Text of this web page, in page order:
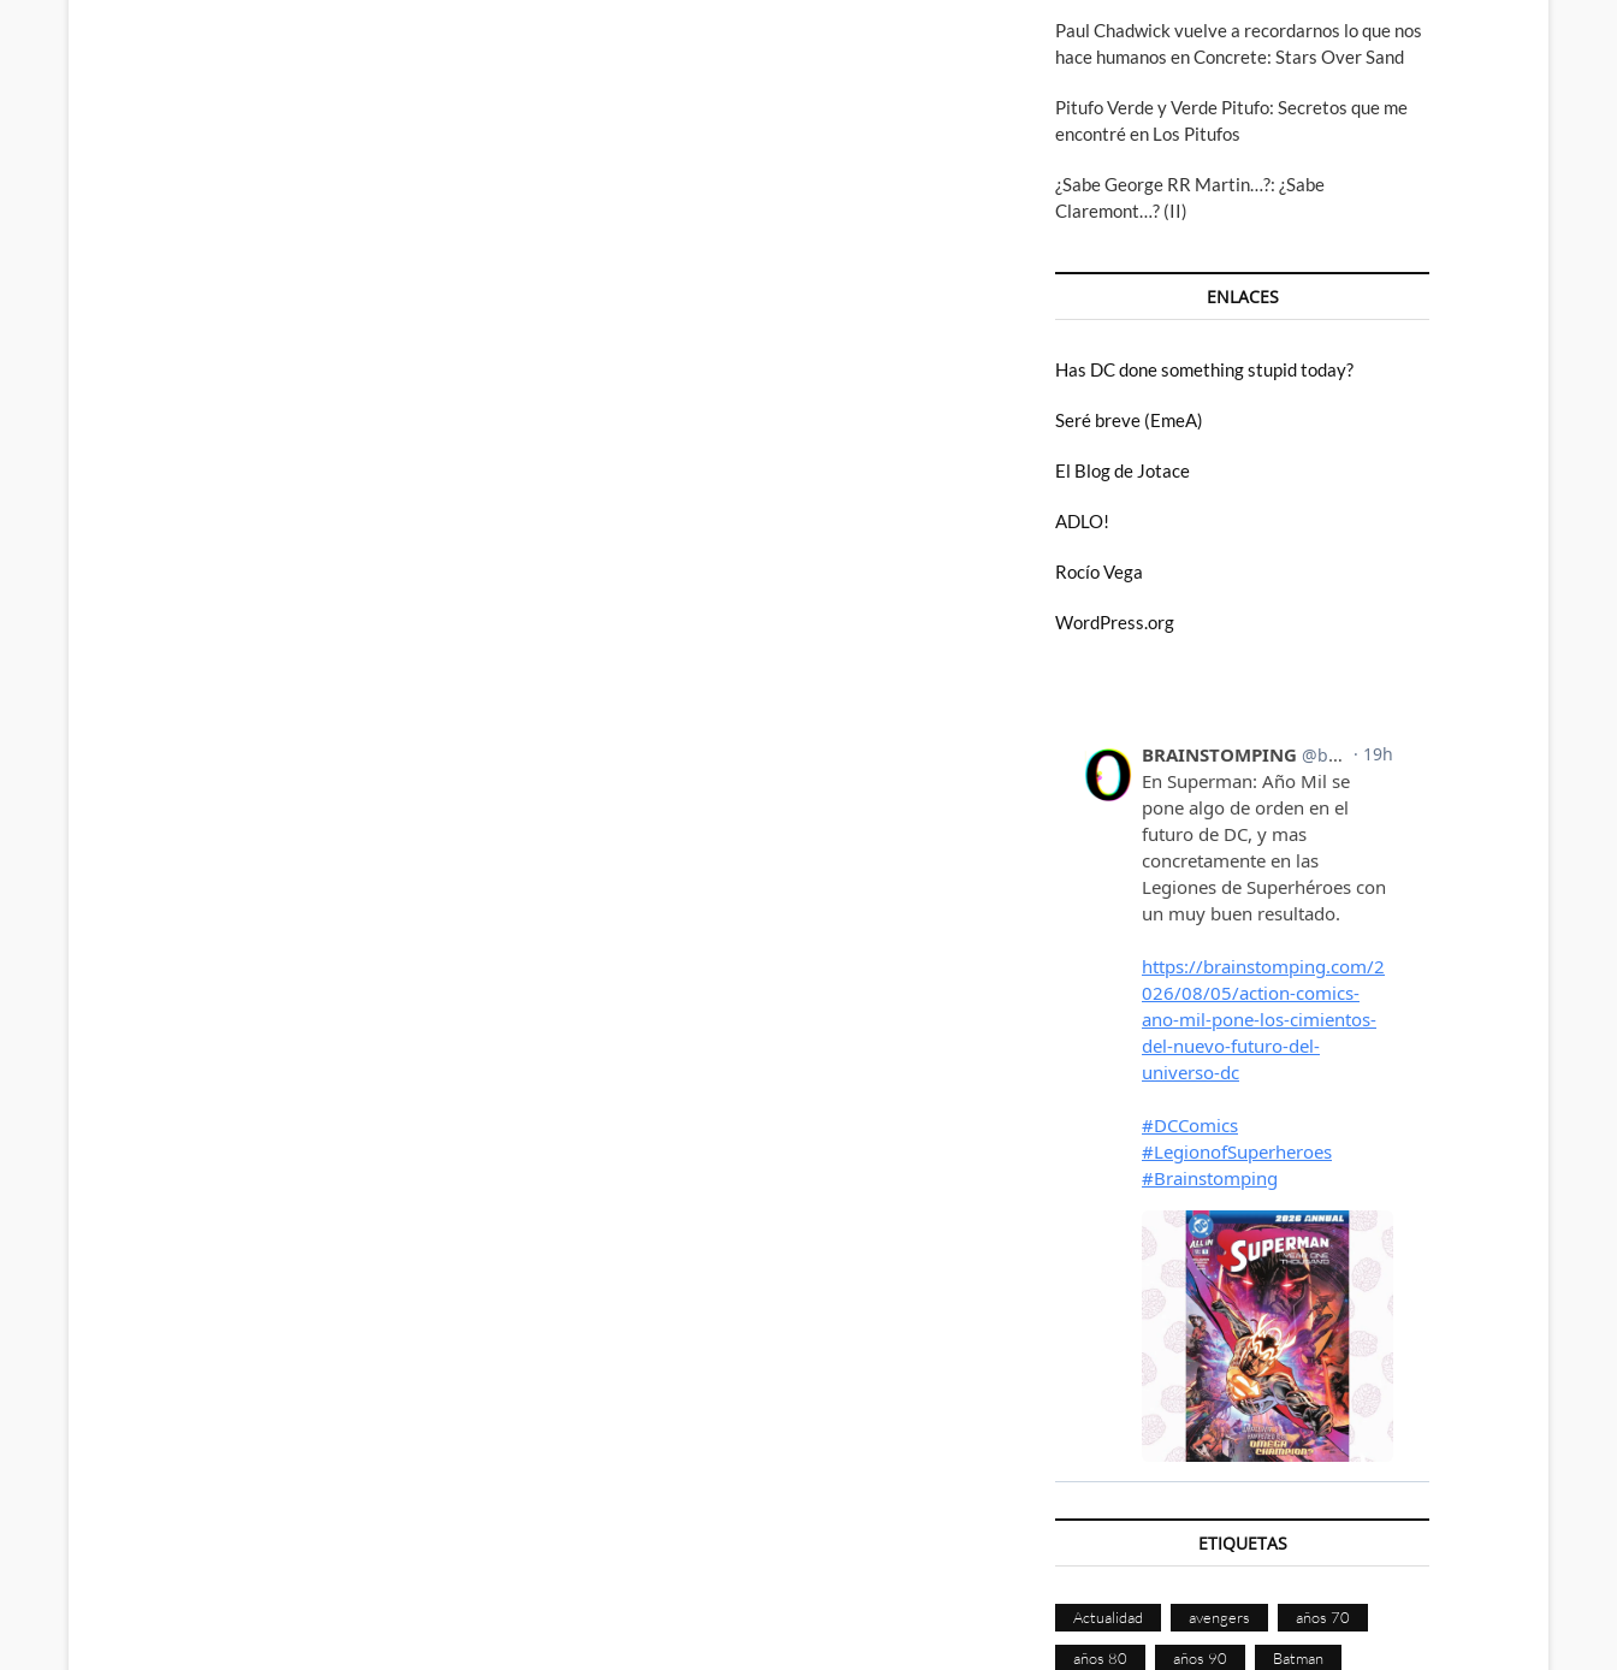
Paul Chadwick vuelve a recordarnos lo que nos
hace humanos en Concrete: Stars Over Sand
Pitufo Verde y Verde Pitufo: Secretos que me
encontré en Los Pitufos
¿Sabe George RR Martin…?: ¿Sabe
Claremont…? (II)
ENLACES
Has DC done something stupid today?
Seré breve (EmeA)
El Blog de Jotace
ADLO!
Rocío Vega
WordPress.org
ETIQUETAS
Actualidad avengers años 70
años 80 años 90 Batman